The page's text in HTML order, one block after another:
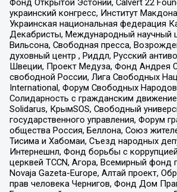
украинский конгресс, Институт
Украинская национальная федерация
Декабристы, Международный научный
Вильсона, Свободная пресса,
духовный центр , Риддл, Русский
Швеции, Проект Медуза, Фонд Андрея
свободной России, Лига Свободных
International, Форум Свободных
Солидарность с гражданским
Solidarus, КрымSOS, Свободный
государственного управления, Форум
общества Россия, Беллона, Союз
Тисима и Хабомаи, Съезд народных
Интернешнл, Фонд борьбы с
церквей TCCN, Агора, Всемирный фонд
Novaja Gazeta-Europe, Алтай проект,
прав человека Чернигов, Фонд Дом